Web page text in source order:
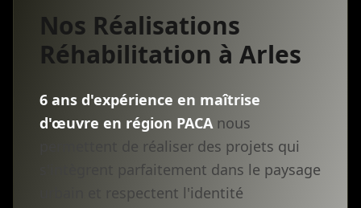
Nos Réalisations
Réhabilitation à Arles
6 ans d'expérience en maîtrise
d'œuvre en région PACAnous
permettent de réaliser des projets qui
s'intègrent parfaitement dans le paysage
urbain et respectent l'identité